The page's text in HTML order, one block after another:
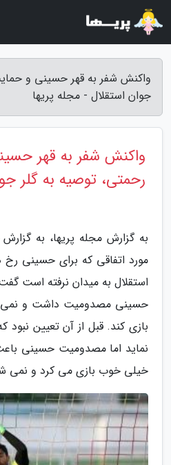
واکنش شفر به قهر حسینی و
جوان استقلال - مجله پریها
واکنش شفر به قهر
رحمتی، توصیه به گلر
به گزارش مجله پریها، به گزارش
مورد اتفاقی که برای حسینی رخ
استقلال به میدان نرفته است
حسینی مصدومیت داشت و نمی
بازی کند. قبل از آن تعیین نبود
نماید اما مصدومیت حسینی
خیلی خوب بازی می کرد و نمی